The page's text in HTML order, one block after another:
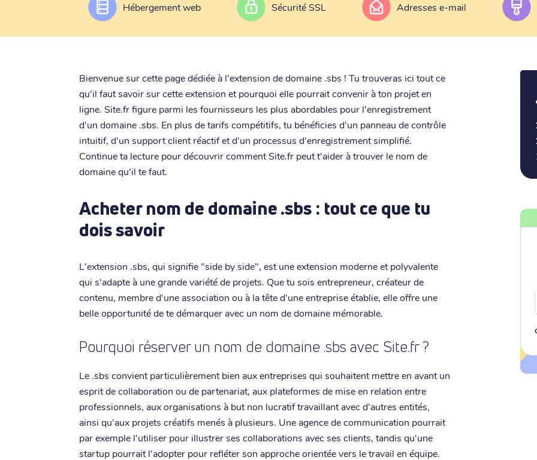
Hébergement web Sécurité SSL Adresses e-mail
Bienvenue sur cette page dédiée à l'extension de domaine .sbs ! Tu trouveras ici tout ce
qu'il faut savoir sur cette extension et pourquoi elle pourrait convenir à ton projet en
ligne. Site.fr figure parmi les fournisseurs les plus abordables pour l'enregistrement
d'un domaine .sbs. En plus de tarifs compétitifs, tu bénéficies d'un panneau de contrôle
intuitif, d'un support client réactif et d'un processus d'enregistrement simplifié.
Continue ta lecture pour découvrir comment Site.fr peut t'aider à trouver le nom de
domaine qu'il te faut.
Acheter nom de domaine .sbs : tout ce que tu
dois savoir
L'extension .sbs, qui signifie "side by side", est une extension moderne et polyvalente
qui s'adapte à une grande variété de projets. Que tu sois entrepreneur, créateur de
contenu, membre d'une association ou à la tête d'une entreprise établie, elle offre une
belle opportunité de te démarquer avec un nom de domaine mémorable.
Pourquoi réserver un nom de domaine .sbs avec Site.fr ?
Le .sbs convient particulièrement bien aux entreprises qui souhaitent mettre en avant un
esprit de collaboration ou de partenariat, aux plateformes de mise en relation entre
professionnels, aux organisations à but non lucratif travaillant avec d'autres entités,
ainsi qu'aux projets créatifs menés à plusieurs. Une agence de communication pourrait
par exemple l'utiliser pour illustrer ses collaborations avec ses clients, tandis qu'une
startup pourrait l'adopter pour refléter son approche orientée vers le travail en équipe.